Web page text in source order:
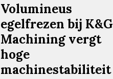
Volumineus
egelfrezen bij K&G
Machining vergt
hoge
machinestabiliteit